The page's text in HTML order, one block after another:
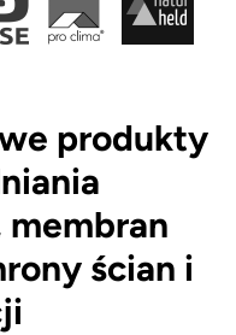
produkty
ścian i